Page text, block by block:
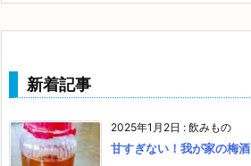
新着記事
2025年1月2日 : 飲みもの
甘すぎない！我が家の梅酒